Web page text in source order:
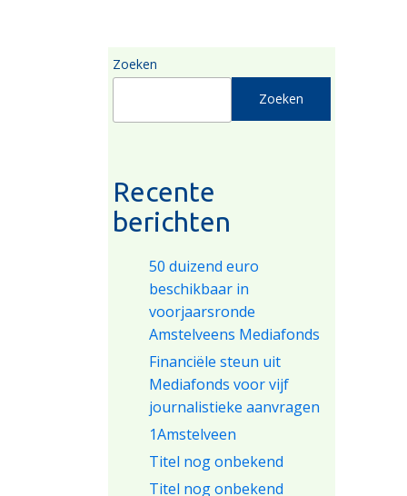
Zoeken
Zoeken
Recente
berichten
50 duizend euro
beschikbaar in
voorjaarsronde
Amstelveens Mediafonds
Financiële steun uit
Mediafonds voor vijf
journalistieke aanvragen
1Amstelveen
Titel nog onbekend
Titel nog onbekend